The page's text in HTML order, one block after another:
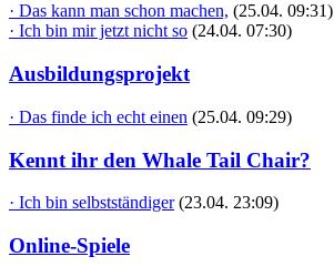
· Das kann man schon machen, (25.04. 09:31)
· Ich bin mir jetzt nicht so (24.04. 07:30)
Ausbildungsprojekt
· Das finde ich echt einen (25.04. 09:29)
Kennt ihr den Whale Tail Chair?
· Ich bin selbstständiger (23.04. 23:09)
Online-Spiele